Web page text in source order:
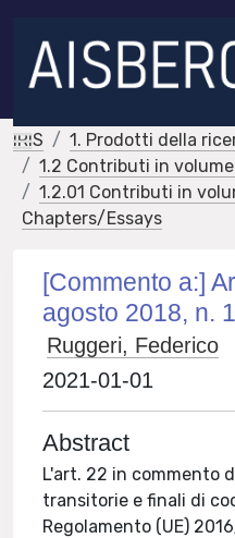
IRIS
1. Prodotti della
1.2 Contributi in
1.2.01 Contributi in
Chapters/Essays
[Commento a:]
agosto 2018, n.
Ruggeri, Federico
2021-01-01
Abstract
L'art. 22 in commento
transitorie e finali di
Regolamento (UE)